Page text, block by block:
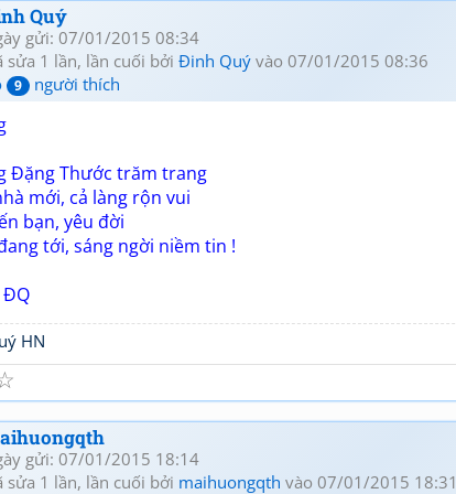
Quý
gửi: 07/01/2015 08:34
sửa 1 lần, lần cuối bởi Đinh Quý vào 07/01/2015 08:36
9 người thích
Đặng Thước trăm trang
mới, cả làng rộn vui
bạn, yêu đời
tới, sáng ngời niềm tin !
ĐQ
HN
gửi: 07/01/2015 18:14
sửa 1 lần, lần cuối bởi maihuongqth vào 07/01/2015 18:31